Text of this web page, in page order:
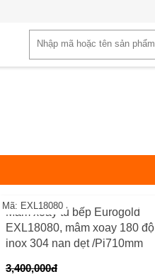
Mã: EXL18080
Mâm xoay tủ bếp Eurogold
EXL18080, mâm xoay 180 độ
inox 304 nan dẹt /Pi710mm
3,400,000đ
-22%